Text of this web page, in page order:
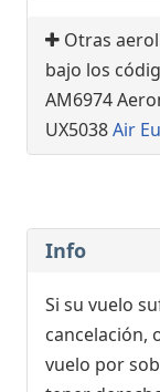
Otras
bajo los
AM6974
UX5038Air
Info
Si su vuelo
cancelación,
vuelo por